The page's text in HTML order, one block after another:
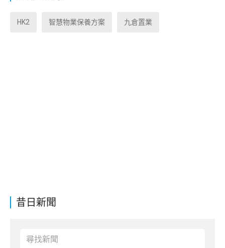
昔日新聞
HK2 智慧物業保養方案 九倉置業